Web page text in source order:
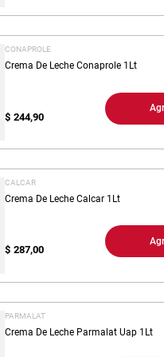
CONAPROLE
Crema De Leche Conaprole 1Lt
$ 244,90
CALCAR
Crema De Leche Calcar 1Lt
$ 287,00
PARMALAT
Crema De Leche Parmalat Uap 1Lt